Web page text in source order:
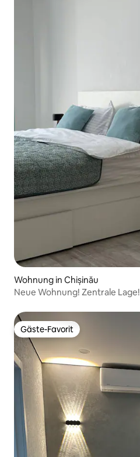
Wohnung in Chișinău
Neue Wohnung! Zentrale Lage!
Gäste-Favorit
Gäste-Favorit